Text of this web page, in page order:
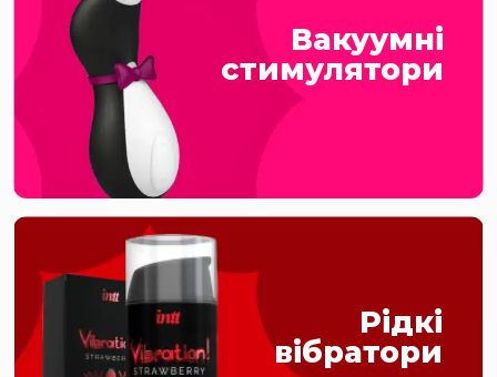
Вакуумні
стимулятори
Рідкі
вібратори